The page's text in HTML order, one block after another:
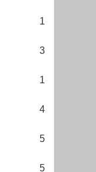
1
3
1
4
5
5